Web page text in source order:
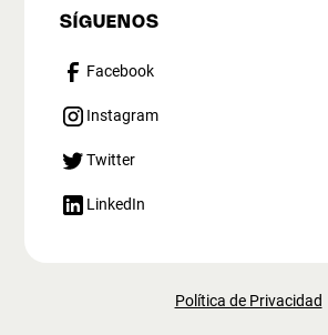
SÍGUENOS
Facebook
Instagram
Twitter
LinkedIn
Política de Privacidad